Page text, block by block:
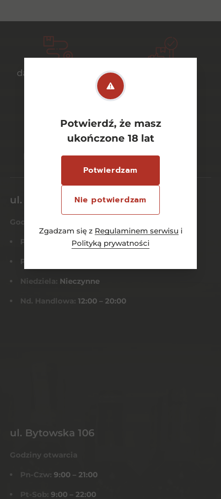
Potwierdź, że masz
ukończone 18 lat
Potwierdzam
Nie potwierdzam
Zgadzam się z Regulaminem serwisu i
Polityką prywatności
darmowa dostawa
bezpieczne
płatności online
szeroki wybór
asortymentu
ul. Dworcowa 26/6
Godziny otwarcia
Pn-Czw: 8:00 – 21:00
Pt-Sob:
Niedziela: Nieczynne
Nd. Handlowa: 12:00 – 20:00
ul. Bytowska 106
Godziny otwarcia
Pn-Czw: 9:00 – 21:00
Pt-Sob: 9:00 – 22:00